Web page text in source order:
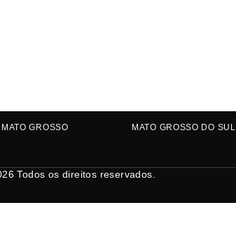
MATO GROSSO MATO GROSSO DO SUL
Todos os direitos reservados.